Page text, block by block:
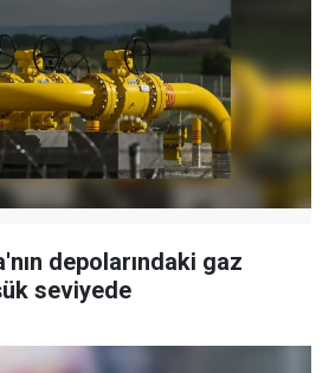
depolarındaki gaz
seviyede